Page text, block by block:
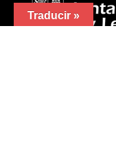
Traducir »